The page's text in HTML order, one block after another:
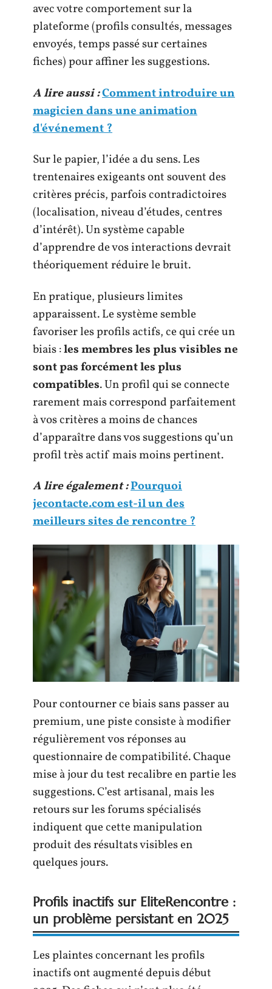
avec votre comportement sur la
plateforme (profils consultés, messages
envoyés, temps passé sur certaines
fiches) pour affiner les suggestions.
A lire aussi :Comment introduire un
magicien dans une animation
d'événement ?
Sur le papier, l’idée a du sens. Les
trentenaires exigeants ont souvent des
critères précis, parfois contradictoires
(localisation, niveau d’études, centres
d’intérêt). Un système capable
d’apprendre de vos interactions devrait
théoriquement réduire le bruit.
En pratique, plusieurs limites
apparaissent. Le système semble
favoriser les profils actifs, ce qui crée un
biais :les membres les plus visibles ne
sont pas forcément les plus
compatibles. Un profil qui se connecte
rarement mais correspond parfaitement
à vos critères a moins de chances
d’apparaître dans vos suggestions qu’un
profil très actif mais moins pertinent.
A lire également :Pourquoi
jecontacte.com est-il un des
meilleurs sites de rencontre ?
Pour contourner ce biais sans passer au
premium, une piste consiste à modifier
régulièrement vos réponses au
questionnaire de compatibilité. Chaque
mise à jour du test recalibre en partie les
suggestions. C’est artisanal, mais les
retours sur les forums spécialisés
indiquent que cette manipulation
produit des résultats visibles en
quelques jours.
Profils inactifs sur EliteRencontre :
un problème persistant en 2025
Les plaintes concernant les profils
inactifs ont augmenté depuis début